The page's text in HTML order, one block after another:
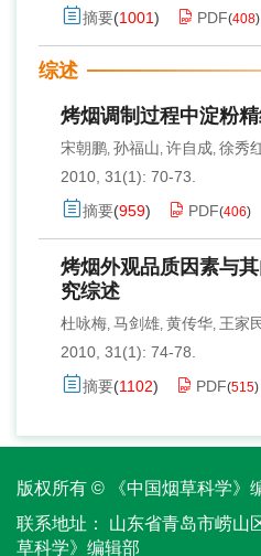
摘要(1001) PDF(408)
综述
烤烟调制过程中淀粉
宋朝鹏, 孙福山, 许自成, 徐秀
2010, 31(1): 70-73.
摘要(959) PDF(406)
烤烟外观品质因素与
究综述
杜咏梅, 马剑雄, 黄传华, 王家
2010, 31(1): 74-78.
摘要(1102) PDF(515)
版权所有 © 《中国烟草科学》
联系地址：
山东省青岛市崂山
草科学》编辑部